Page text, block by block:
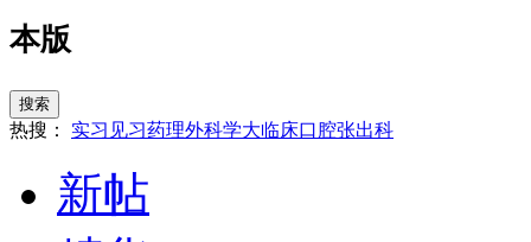
本版
搜索
热搜： 实习 见习药理外科学大临床口腔张出科
新帖